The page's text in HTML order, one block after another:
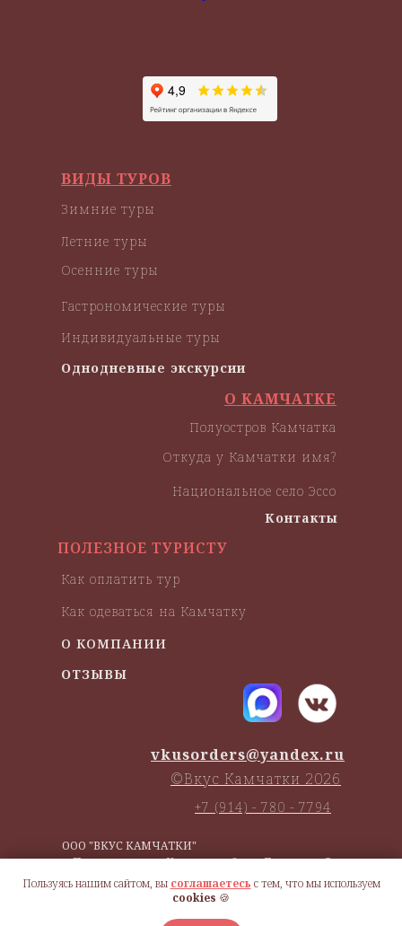
Пользуясь нашим сайтом, вы соглашаетесь с тем, что мы используем
cookies 🍪
vkusorders@yandex.ru
©Вкус Камчатки 2026
+7 (914) - 780 - 7794
Национальное село Эссо
Откуда у Камчатки имя?
Полуостров Камчатка
О КАМЧАТКЕ
О КОМПАНИИ
ПОЛЕЗНОЕ ТУРИСТУ
Как оплатить тур
ВИДЫ ТУРОВ
Как одеваться на Камчатку
Контакты
ОТЗЫВЫ
Гастрономические туры
Осенние туры
Летние туры
Зимние туры
Индивидуальные туры
Однодневные экскурсии
ООО "ВКУС КАМЧАТКИ"
г. Петропавловск-Камчатский, ул. Давыдова 5
ИНН:4101184506
1184101002524